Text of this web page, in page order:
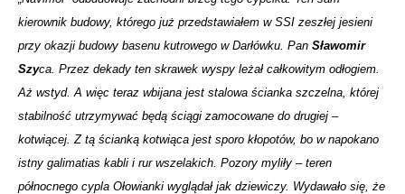
kierownik budowy, którego już przedstawiałem w SSI zeszłej jesieni
przy okazji budowy basenu kutrowego w Darłówku. Pan Sławomir
Szyca. Przez dekady ten skrawek wyspy leżał całkowitym odłogiem.
Aż wstyd. A więc teraz wbijana jest stalowa ścianka szczelna, której
stabilność utrzymywać będą ściągi zamocowane do drugiej –
kotwiącej. Z tą ścianką kotwiąca jest sporo kłopotów, bo w napokano
istny galimatias kabli i rur wszelakich. Pozory myliły – teren
północnego cypla Ołowianki wyglądał jak dziewiczy. Wydawało się, że